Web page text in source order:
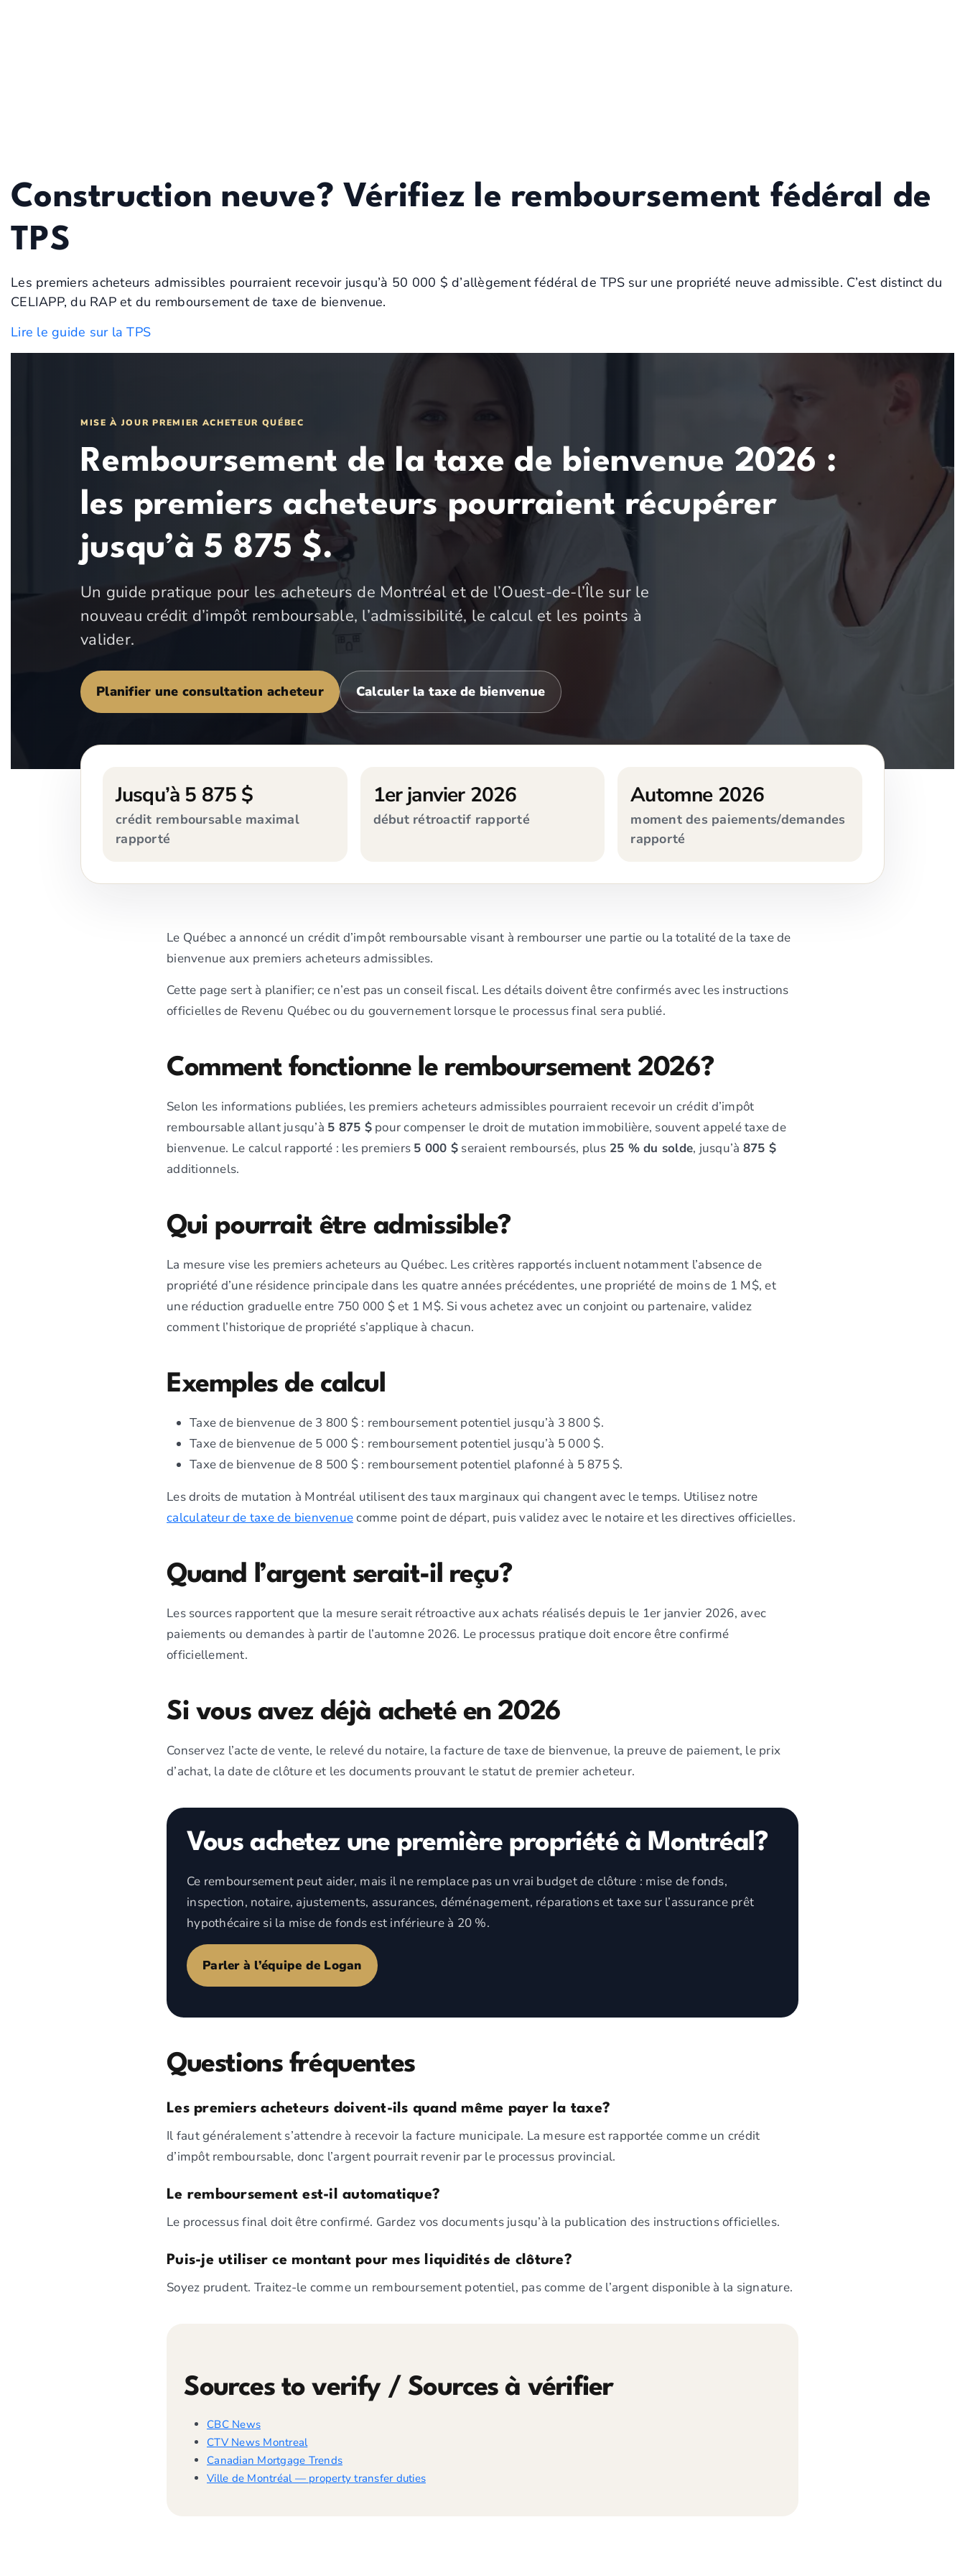
Construction neuve? Vérifiez le remboursement fédéral de
TPS
Les premiers acheteurs admissibles pourraient recevoir jusqu’à 50 000 $ d’allègement fédéral de TPS sur une propriété neuve admissible. C’est distinct du
CELIAPP, du RAP et du remboursement de taxe de bienvenue.
Lire le guide sur la TPS
MISE À JOUR PREMIER ACHETEUR QUÉBEC
Remboursement de la taxe de bienvenue 2026 :
les premiers acheteurs pourraient récupérer
jusqu’à 5 875 $.
Un guide pratique pour les acheteurs de Montréal et de l’Ouest-de-l’Île sur le
nouveau crédit d’impôt remboursable, l’admissibilité, le calcul et les points à
valider.
Planifier une consultation acheteur Calculer la taxe de bienvenue
Jusqu’à 5 875 $
crédit remboursable maximal
rapporté
1er janvier 2026
début rétroactif rapporté
Automne 2026
moment des paiements/demandes
rapporté
Le Québec a annoncé un crédit d’impôt remboursable visant à rembourser une partie ou la totalité de la taxe de
bienvenue aux premiers acheteurs admissibles.
Cette page sert à planifier; ce n’est pas un conseil fiscal. Les détails doivent être confirmés avec les instructions
officielles de Revenu Québec ou du gouvernement lorsque le processus final sera publié.
Comment fonctionne le remboursement 2026?
Selon les informations publiées, les premiers acheteurs admissibles pourraient recevoir un crédit d’impôt
remboursable allant jusqu’à 5 875 $pour compenser le droit de mutation immobilière, souvent appelé taxe de
bienvenue. Le calcul rapporté : les premiers 5 000 $ seraient remboursés, plus 25 % du solde, jusqu’à 875 $
additionnels.
Qui pourrait être admissible?
La mesure vise les premiers acheteurs au Québec. Les critères rapportés incluent notamment l’absence de
propriété d’une résidence principale dans les quatre années précédentes, une propriété de moins de 1 M$, et
une réduction graduelle entre 750 000 $ et 1 M$. Si vous achetez avec un conjoint ou partenaire, validez
comment l’historique de propriété s’applique à chacun.
Exemples de calcul
Taxe de bienvenue de 3 800 $ : remboursement potentiel jusqu’à 3 800 $.
Taxe de bienvenue de 5 000 $ : remboursement potentiel jusqu’à 5 000 $.
Taxe de bienvenue de 8 500 $ : remboursement potentiel plafonné à 5 875 $.
Les droits de mutation à Montréal utilisent des taux marginaux qui changent avec le temps. Utilisez notre
calculateur de taxe de bienvenuecomme point de départ, puis validez avec le notaire et les directives officielles.
Quand l’argent serait-il reçu?
Les sources rapportent que la mesure serait rétroactive aux achats réalisés depuis le 1er janvier 2026, avec
paiements ou demandes à partir de l’automne 2026. Le processus pratique doit encore être confirmé
officiellement.
Si vous avez déjà acheté en 2026
Conservez l’acte de vente, le relevé du notaire, la facture de taxe de bienvenue, la preuve de paiement, le prix
d’achat, la date de clôture et les documents prouvant le statut de premier acheteur.
Vous achetez une première propriété à Montréal?
Ce remboursement peut aider, mais il ne remplace pas un vrai budget de clôture : mise de fonds,
inspection, notaire, ajustements, assurances, déménagement, réparations et taxe sur l’assurance prêt
hypothécaire si la mise de fonds est inférieure à 20 %.
Parler à l’équipe de Logan
Questions fréquentes
Les premiers acheteurs doivent-ils quand même payer la taxe?
Il faut généralement s’attendre à recevoir la facture municipale. La mesure est rapportée comme un crédit
d’impôt remboursable, donc l’argent pourrait revenir par le processus provincial.
Le remboursement est-il automatique?
Le processus final doit être confirmé. Gardez vos documents jusqu’à la publication des instructions officielles.
Puis-je utiliser ce montant pour mes liquidités de clôture?
Soyez prudent. Traitez-le comme un remboursement potentiel, pas comme de l’argent disponible à la signature.
Sources to verify / Sources à vérifier
CBC News
CTV News Montreal
Canadian Mortgage Trends
Ville de Montréal — property transfer duties